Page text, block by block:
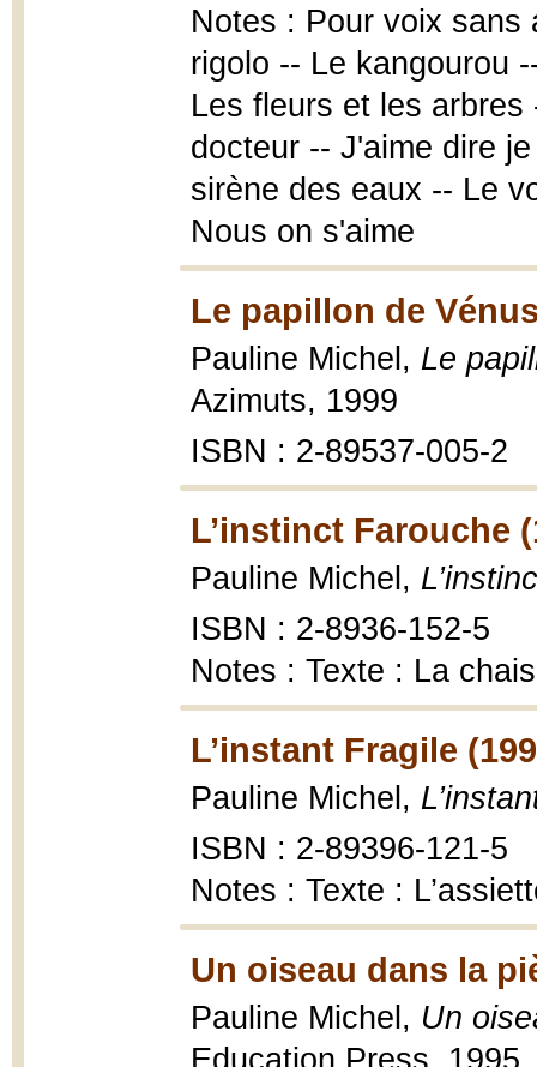
Notes : Pour voix sans
rigolo -- Le kangourou
Les fleurs et les
docteur -- J'aime dire
sirène des eaux -- Le
Nous on s'aime
Le papillon de
Pauline Michel, Le
Azimuts, 1999
ISBN : 2-89537-005-2
L’instinct Farouche
Pauline Michel,
ISBN : 2-8936-152-5
Notes : Texte : La
L’instant Fragile
Pauline Michel,
ISBN : 2-89396-121-5
Notes : Texte :
Un oiseau dans la
Pauline Michel, Un
Education Press, 1995